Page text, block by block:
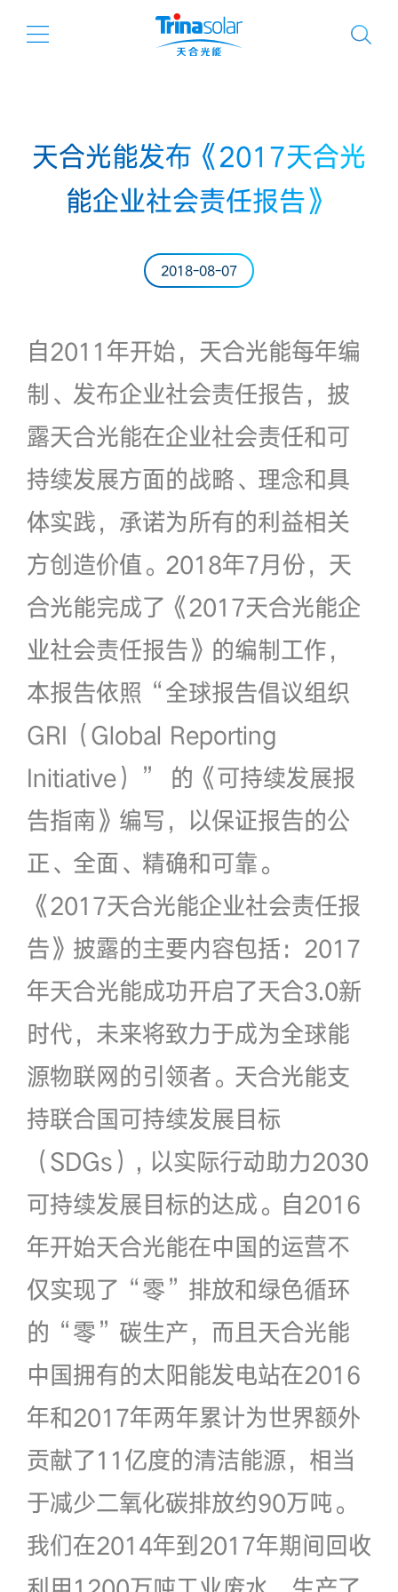
天合光能发布《2017天合光
能企业社会责任报告》
2018-08-07
自2011年开始，天合光能每年编
制、发布企业社会责任报告，披
露天合光能在企业社会责任和可
持续发展方面的战略、理念和具
体实践，承诺为所有的利益相关
方创造价值。2018年7月份，天
合光能完成了《2017天合光能企
业社会责任报告》的编制工作，
本报告依照“全球报告倡议组织
GRI（Global Reporting
Initiative）” 的《可持续发展报
告指南》编写，以保证报告的公
正、全面、精确和可靠。
《2017天合光能企业社会责任报
告》披露的主要内容包括：2017
年天合光能成功开启了天合3.0新
时代，未来将致力于成为全球能
源物联网的引领者。天合光能支
持联合国可持续发展目标
（SDGs）, 以实际行动助力2030
可持续发展目标的达成。自2016
年开始天合光能在中国的运营不
仅实现了“零”排放和绿色循环
的“零”碳生产，而且天合光能
中国拥有的太阳能发电站在2016
年和2017年两年累计为世界额外
贡献了11亿度的清洁能源，相当
于减少二氧化碳排放约90万吨。
我们在2014年到2017年期间回收